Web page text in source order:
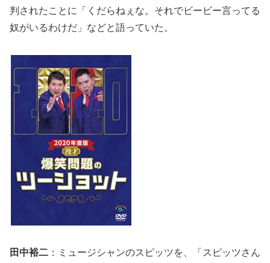
判されたことに「くだらねぇな。それでビービー言ってる
奴がいるわけだ」などと語っていた。
田中裕二 ：ミュージシャンのスピッツを、「スピッツさん